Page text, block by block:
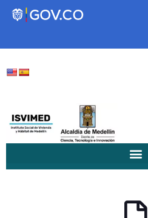
Transparencia
Participa
Hábitat de